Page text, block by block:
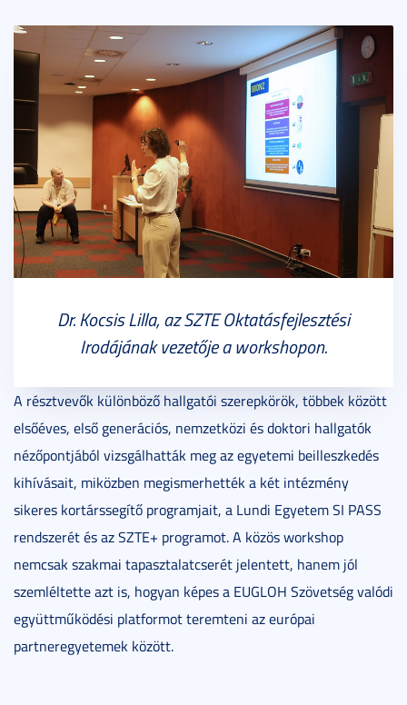
Dr. Kocsis Lilla, az SZTE Oktatásfejlesztési
Irodájának vezetője a workshopon.
A résztvevők különböző hallgatói szerepkörök, többek között
elsőéves, első generációs, nemzetközi és doktori hallgatók
nézőpontjából vizsgálhatták meg az egyetemi beilleszkedés
kihívásait, miközben megismerhették a két intézmény
sikeres kortárssegítő programjait, a Lundi Egyetem SI PASS
rendszerét és az SZTE+ programot. A közös workshop
nemcsak szakmai tapasztalatcserét jelentett, hanem jól
szemléltette azt is, hogyan képes a EUGLOH Szövetség valódi
együttműködési platformot teremteni az európai
partneregyetemek között.